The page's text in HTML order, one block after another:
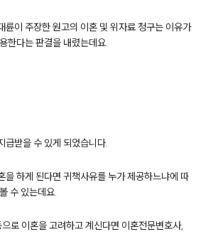
륜이 주장한 원고의 이혼 및 위자료 청구는 이유가
한다는 판결을 내렸는데요.
급받을 수 있게 되었습니다.
을 하게 된다면 귀책사유를 누가 제공하느냐에 따
수 있는데요.
로 이혼을 고려하고 계신다면 이혼전문변호사,